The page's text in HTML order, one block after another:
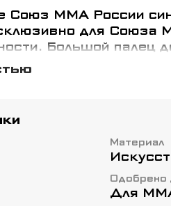
Союз ММА России
для Союза
Большой палец
время это не
Манжет перчатки
Материал
Одобрено
Для